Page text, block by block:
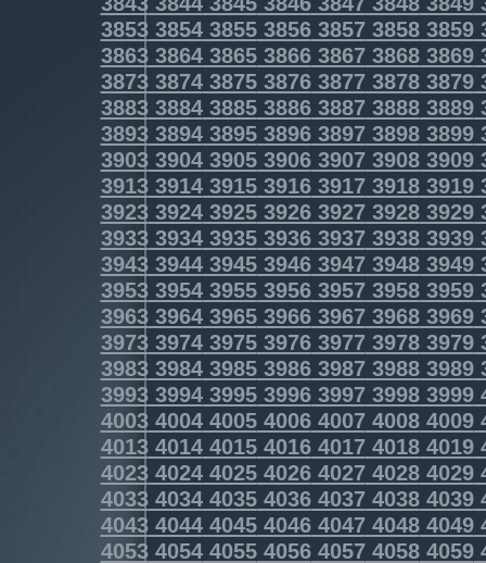
3853385438553856385738583859
3863386438653866386738683869
3873387438753876387738783879
3883388438853886388738883889
3893389438953896389738983899
3903390439053906390739083909
3913391439153916391739183919
3923392439253926392739283929
3933393439353936393739383939
3943394439453946394739483949
3953395439553956395739583959
3963396439653966396739683969
3973397439753976397739783979
3983398439853986398739883989
3993399439953996399739983999
4003400440054006400740084009
4013401440154016401740184019
4023402440254026402740284029
4033403440354036403740384039
4043404440454046404740484049
4053405440554056405740584059